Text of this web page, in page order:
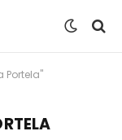
Portela"